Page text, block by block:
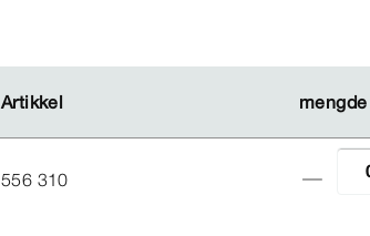
Artikkel mengde
Artikkel mengde
556 310